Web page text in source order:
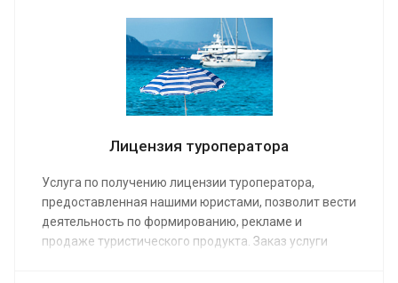
некоторых случаях для получения разрешения
потребуется обраться в суд.
Лицензия туроператора
Услуга по получению лицензии туроператора,
предоставленная нашими юристами, позволит вести
деятельность по формированию, рекламе и
продаже туристического продукта. Заказ услуги